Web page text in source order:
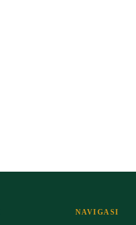
NAVIGASI